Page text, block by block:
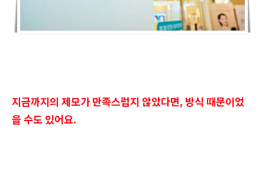
지금까지의 제모가 만족스럽지 않았다면, 방식 때문이었
을 수도 있어요.